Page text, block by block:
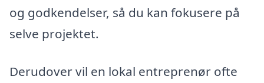
og godkendelser, så du kan fokusere på
selve projektet.
Derudover vil en lokal entreprenør ofte